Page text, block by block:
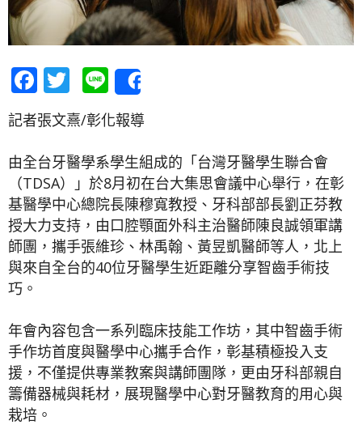
Facebook
Twitter
Line
記者張文熹/彰化報導
由全台牙醫學系學生組成的「台灣牙醫學生聯合會
（TDSA）」於8月初在台大集思會議中心舉行，在彰
基醫學中心總院長陳穆寬教授、牙科部部長劉正芬教
授大力支持，由口腔顎面外科主治醫師陳良誠領軍講
師團，攜手張維珍、林禹翰、黃昱凱醫師等人，北上
與來自全台的40位牙醫學生近距離分享智齒手術技
巧。
年會內容包含一系列臨床技能工作坊，其中智齒手術
手作坊首度與醫學中心攜手合作，彰基積極投入支
援，不僅提供專業教案與講師團隊，更由牙科部親自
籌備器械與耗材，展現醫學中心對牙醫教育的用心與
栽培。